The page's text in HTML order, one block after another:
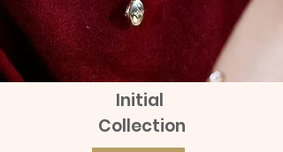
Initial
Collection